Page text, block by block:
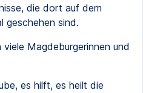
die dort auf dem
geschehen sind.
viele Magdeburgerinnen und
es hilft, es heilt die